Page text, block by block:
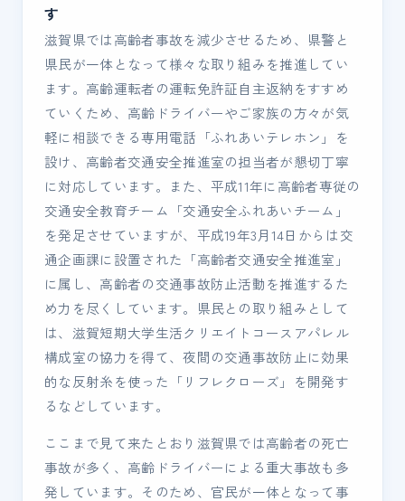
す
滋賀県では高齢者事故を減少させるため、県警と
県民が一体となって様々な取り組みを推進してい
ます。高齢運転者の運転免許証自主返納をすすめ
ていくため、高齢ドライバーやご家族の方々が気
軽に相談できる専用電話「ふれあいテレホン」を
設け、高齢者交通安全推進室の担当者が懇切丁寧
に対応しています。また、平成11年に高齢者専従の
交通安全教育チーム「交通安全ふれあいチーム」
を発足させていますが、平成19年3月14日からは交
通企画課に設置された「高齢者交通安全推進室」
に属し、高齢者の交通事故防止活動を推進するた
め力を尽くしています。県民との取り組みとして
は、滋賀短期大学生活クリエイトコースアパレル
構成室の協力を得て、夜間の交通事故防止に効果
的な反射糸を使った「リフレクローズ」を開発す
るなどしています。
ここまで見て来たとおり滋賀県では高齢者の死亡
事故が多く、高齢ドライバーによる重大事故も多
発しています。そのため、官民が一体となって事